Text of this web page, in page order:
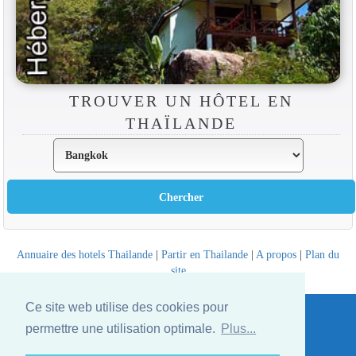
Ce site web utilise des cookies pour
permettre une utilisation optimale.
Plus...
TROUVER UN HÔTEL EN
THAÏLANDE
Annuaire des hotels Thailande | Partir en Thailande | A propos | Plan du
site